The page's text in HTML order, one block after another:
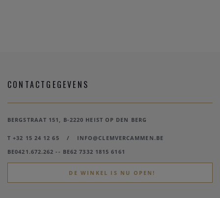
CONTACTGEGEVENS
BERGSTRAAT 151, B-2220 HEIST OP DEN BERG
T +32 15 24 12 65 /
INFO@CLEMVERCAMMEN.BE
BE0421.672.262 -- BE62 7332 1815 6161
DE WINKEL IS NU OPEN!